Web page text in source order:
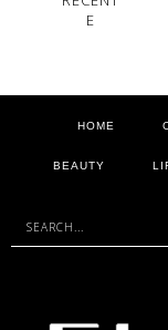
E
HOME
BEAUTY